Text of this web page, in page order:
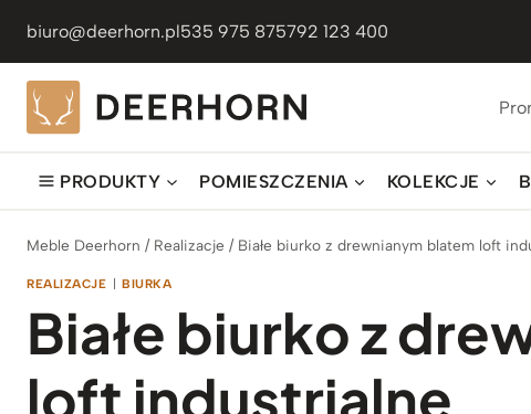
treści
biuro@deerhorn.pl535 975 875792 123 400
PRODUKTY POMIESZCZENIA KOLEKCJE
Meble Deerhorn / Realizacje / Białe biurko z drewnianym blatem loft
REALIZACJE | BIURKA
Białe biurko z
loft industrialne